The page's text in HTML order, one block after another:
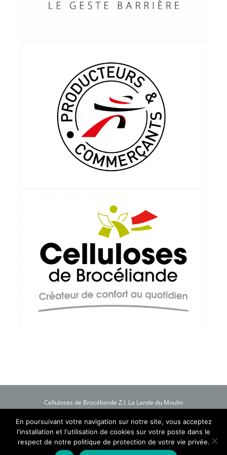
Celluloses de Brocéliande Z.I. La Lande du Moulin
B.P. 76 56803 Ploërmel Cedex France
Tél. : +33 (0) 2 97 74 25 25 - Fax : +33 (0) 2 97 74 29 94
Mentions légales - Plan du site
Création Process Blue
Copyright 2016 Celluloses de Brocéliande
En poursuivant votre navigation sur notre site, vous acceptez
l'installation et l'utilisation de cookies sur votre poste dans le
respect de notre politique de protection de votre vie privée.